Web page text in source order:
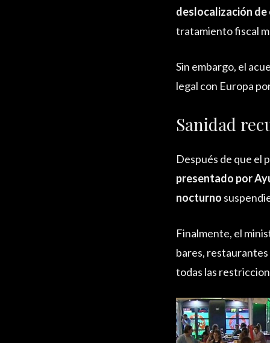
deslocalización de
tratamiento fiscal
Sin embargo, el
legal con Europa
Sanidad
Después de que el
presentado por
nocturno
Finalmente, el
bares, restaurantes
todas las